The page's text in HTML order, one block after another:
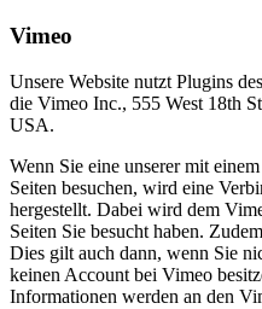
Vimeo
Unsere Website nutzt Plugins
die Vimeo Inc., 555 West 18th
USA.
Wenn Sie eine unserer mit
Seiten besuchen, wird eine
hergestellt. Dabei wird dem
Seiten Sie besucht haben.
Dies gilt auch dann, wenn Sie
keinen Account bei Vimeo
Informationen werden an den